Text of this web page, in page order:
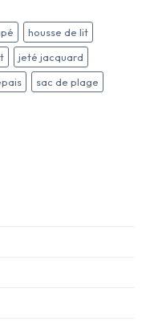
housse de lit
jeté jacquard
sac de plage